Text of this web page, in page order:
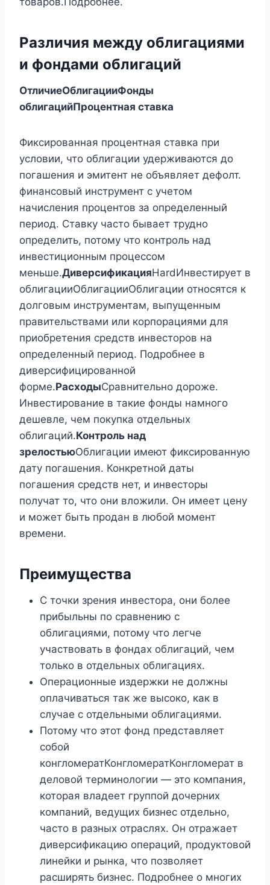
Различия между облигациями
и фондами облигаций
ОтличиеОблигацииФонды
облигацийПроцентная ставка
Фиксированная процентная ставка при
условии, что облигации удерживаются до
погашения и эмитент не объявляет дефолт.
финансовый инструмент с учетом
начисления процентов за определенный
период. Ставку часто бывает трудно
определить, потому что контроль над
инвестиционным процессом
меньше.ДиверсификацияHardИнвестирует в
облигацииОблигацииОблигации относятся к
долговым инструментам, выпущенным
правительствами или корпорациями для
приобретения средств инвесторов на
определенный период. Подробнее в
диверсифицированной
форме.РасходыСравнительно дороже.
Инвестирование в такие фонды намного
дешевле, чем покупка отдельных
облигаций.Контроль над
зрелостьюОблигации имеют фиксированную
дату погашения. Конкретной даты
погашения средств нет, и инвесторы
получат то, что они вложили. Он имеет цену
и может быть продан в любой момент
времени.
Преимущества
С точки зрения инвестора, они более
прибыльны по сравнению с
облигациями, потому что легче
участвовать в фондах облигаций, чем
только в отдельных облигациях.
Операционные издержки не должны
оплачиваться так же высоко, как в
случае с отдельными облигациями.
Потому что этот фонд представляет
собой
конгломератКонгломератКонгломерат в
деловой терминологии — это компания,
которая владеет группой дочерних
компаний, ведущих бизнес отдельно,
часто в разных отраслях. Он отражает
диверсификацию операций, продуктовой
линейки и рынка, что позволяет
расширять бизнес. Подробнее о многих